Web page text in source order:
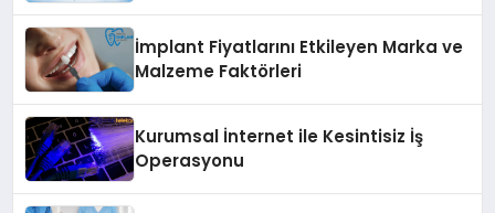
İmplant Fiyatlarını Etkileyen Marka ve
Malzeme Faktörleri
Kurumsal İnternet ile Kesintisiz İş
Operasyonu